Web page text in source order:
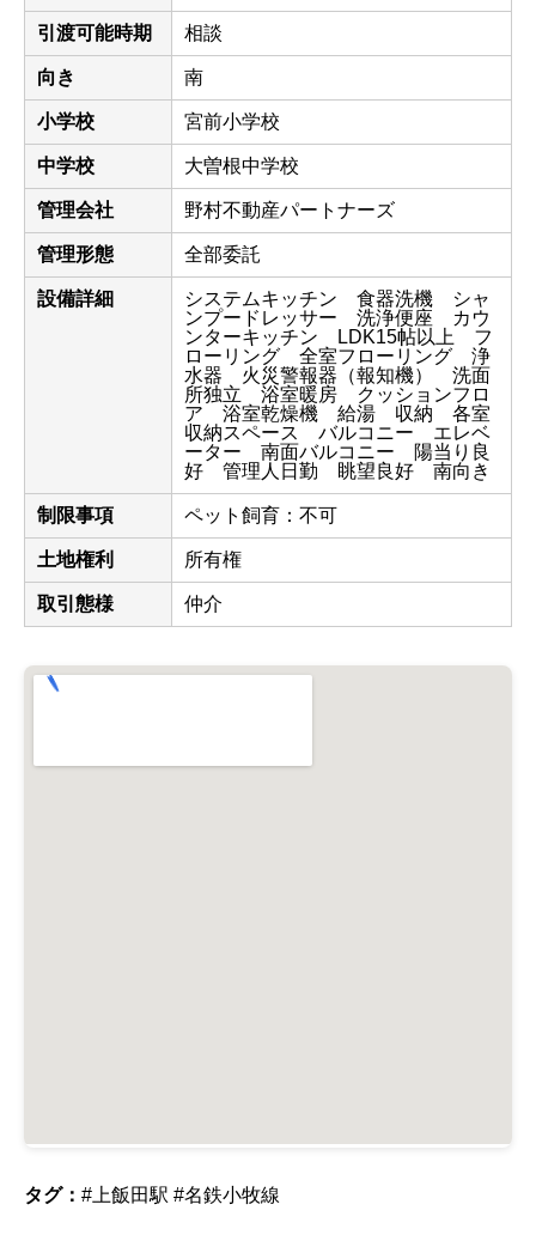
引渡可能時期 相談
向き 南
小学校 宮前小学校
中学校 大曽根中学校
管理会社 野村不動産パートナーズ
管理形態 全部委託
設備詳細
システムキッチン 食器洗機 シャ
ンプードレッサー 洗浄便座 カウ
ンターキッチン LDK15帖以上 フ
ローリング 全室フローリング 浄
水器 火災警報器（報知機） 洗面
所独立 浴室暖房 クッションフロ
ア 浴室乾燥機 給湯 収納 各室
収納スペース バルコニー エレベ
ーター 南面バルコニー 陽当り良
好 管理人日勤 眺望良好 南向き
制限事項 ペット飼育：不可
土地権利 所有権
取引態様 仲介
タグ： #上飯田駅 #名鉄小牧線